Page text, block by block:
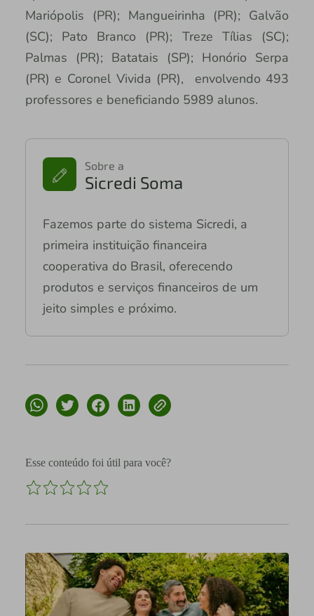
Mariópolis (PR); Mangueirinha (PR); Galvão
(SC); Pato Branco (PR); Treze Tílias (SC);
Palmas (PR); Batatais (SP); Honório Serpa
(PR) e Coronel Vivida (PR), envolvendo 493
professores e beneficiando 5989 alunos.
Sobre a
Sicredi Soma
Fazemos parte do sistema Sicredi, a
primeira instituição financeira
cooperativa do Brasil, oferecendo
produtos e serviços financeiros de um
jeito simples e próximo.
Esse conteúdo foi útil para você?